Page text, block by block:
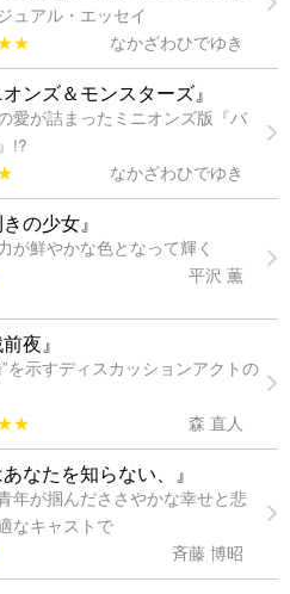
ュアル・エッセイ
なかざわひでゆき
オンズ＆モンスターズ』
愛が詰まったミニオンズ版『バ
!?
なかざわひでゆき
きの少女』
が鮮やかな色となって輝く
平沢 薫
夜』
を示すディスカッションアクトの
森 直人
あなたを知らない、』
年が掴んだささやかな幸せと悲
なキャストで
斉藤 博昭